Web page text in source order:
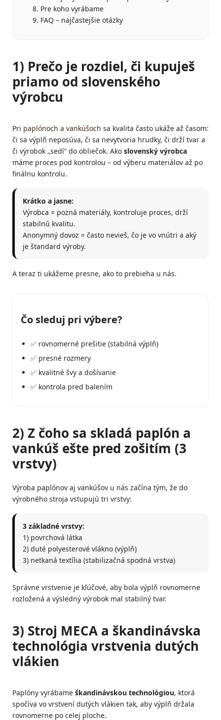
Pre koho vyrábame
FAQ – najčastejšie otázky
1) Prečo je rozdiel, či kupuješ
priamo od slovenského
výrobcu
Pri paplónoch a vankúšoch sa kvalita často ukáže až časom:
či sa výplň neposúva, či sa nevytvoria hrudky, či drží tvar a
či výrobok „sedí“ do obliečok. Ako slovenský výrobca
máme proces pod kontrolou – od výberu materiálov až po
finálnu kontrolu.
Krátko a jasne:
Výrobca = pozná materiály, kontroluje proces, drží
stabilnú kvalitu.
Anonymný dovoz = často nevieš, čo je vo vnútri a aký
je štandard výroby.
A teraz ti ukážeme presne, ako to prebieha u nás.
Čo sleduj pri výbere?
✅ rovnomerné prešitie (stabilná výplň)
✅ presné rozmery
✅ kvalitné švy a došívanie
✅ kontrola pred balením
2) Z čoho sa skladá paplón a
vankúš ešte pred zošitím (3
vrstvy)
Výroba paplónov aj vankúšov u nás začína tým, že do
výrobného stroja vstupujú tri vrstvy:
3 základné vrstvy:
1) povrchová látka
2) duté polyesterové vlákno (výplň)
3) netkaná textília (stabilizačná spodná vrstva)
Správne vrstvenie je kľúčové, aby bola výplň rovnomerne
rozložená a výsledný výrobok mal stabilný tvar.
3) Stroj MECA a škandinávska
technológia vrstvenia dutých
vlákien
Paplóny vyrábame škandinávskou technológiou, ktorá
spočíva vo vrstvení dutých vlákien tak, aby výplň držala
rovnomerne po celej ploche.